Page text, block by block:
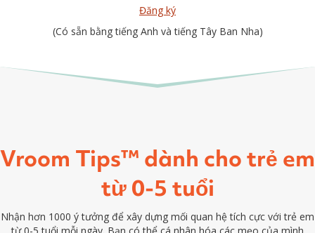
Đăng ký
(Có sẵn bằng tiếng Anh và tiếng Tây Ban Nha)
Vroom Tips™ dành cho trẻ em
từ 0-5 tuổi
Nhận hơn 1000 ý tưởng để xây dựng mối quan hệ tích cực với trẻ em